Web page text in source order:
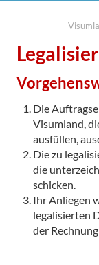
Legalisierung
Visa
Übersetzung
Kurier
Kontakt
Die
Visumland,
ausfüllen,
Die zu
die
schicken.
Ihr Anliegen
legalisierten
der